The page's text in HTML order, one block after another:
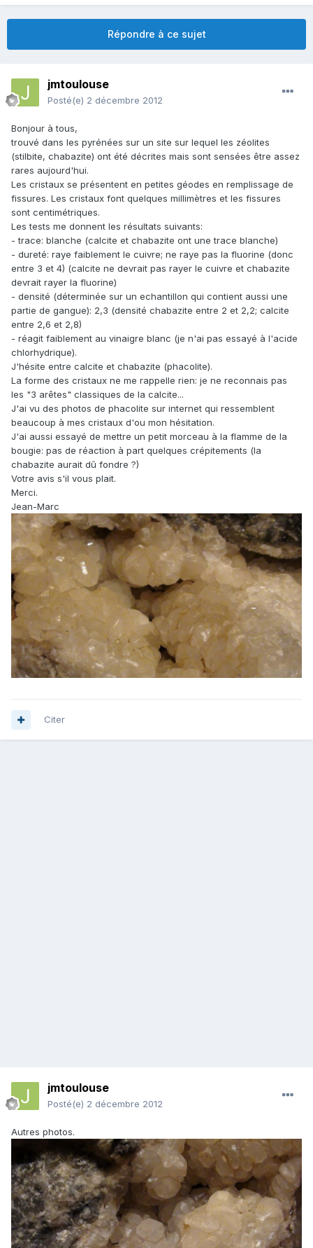
Répondre à ce sujet
jmtoulouse
Posté(e) 2 décembre 2012
Bonjour à tous,
trouvé dans les pyrénées sur un site sur lequel les zéolites
(stilbite, chabazite) ont été décrites mais sont sensées être assez
rares aujourd'hui.
Les cristaux se présentent en petites géodes en remplissage de
fissures. Les cristaux font quelques millimètres et les fissures
sont centimétriques.
Les tests me donnent les résultats suivants:
- trace: blanche (calcite et chabazite ont une trace blanche)
- dureté: raye faiblement le cuivre; ne raye pas la fluorine (donc
entre 3 et 4) (calcite ne devrait pas rayer le cuivre et chabazite
devrait rayer la fluorine)
- densité (déterminée sur un echantillon qui contient aussi une
partie de gangue): 2,3 (densité chabazite entre 2 et 2,2; calcite
entre 2,6 et 2,8)
- réagit faiblement au vinaigre blanc (je n'ai pas essayé à l'acide
chlorhydrique).
J'hésite entre calcite et chabazite (phacolite).
La forme des cristaux ne me rappelle rien: je ne reconnais pas
les "3 arêtes" classiques de la calcite...
J'ai vu des photos de phacolite sur internet qui ressemblent
beaucoup à mes cristaux d'ou mon hésitation.
J'ai aussi essayé de mettre un petit morceau à la flamme de la
bougie: pas de réaction à part quelques crépitements (la
chabazite aurait dû fondre ?)
Votre avis s'il vous plait.
Merci.
Jean-Marc
Citer
jmtoulouse
Posté(e) 2 décembre 2012
Autres photos.